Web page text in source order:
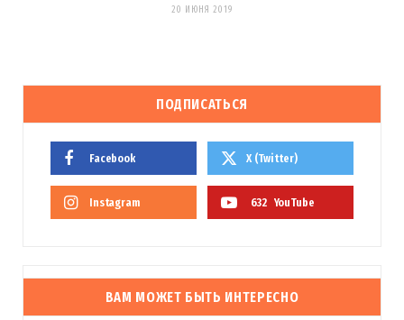
20 ИЮНЯ 2019
ПОДПИСАТЬСЯ
Facebook X (Twitter)
Instagram 632 YouTube
ВАМ МОЖЕТ БЫТЬ ИНТЕРЕСНО